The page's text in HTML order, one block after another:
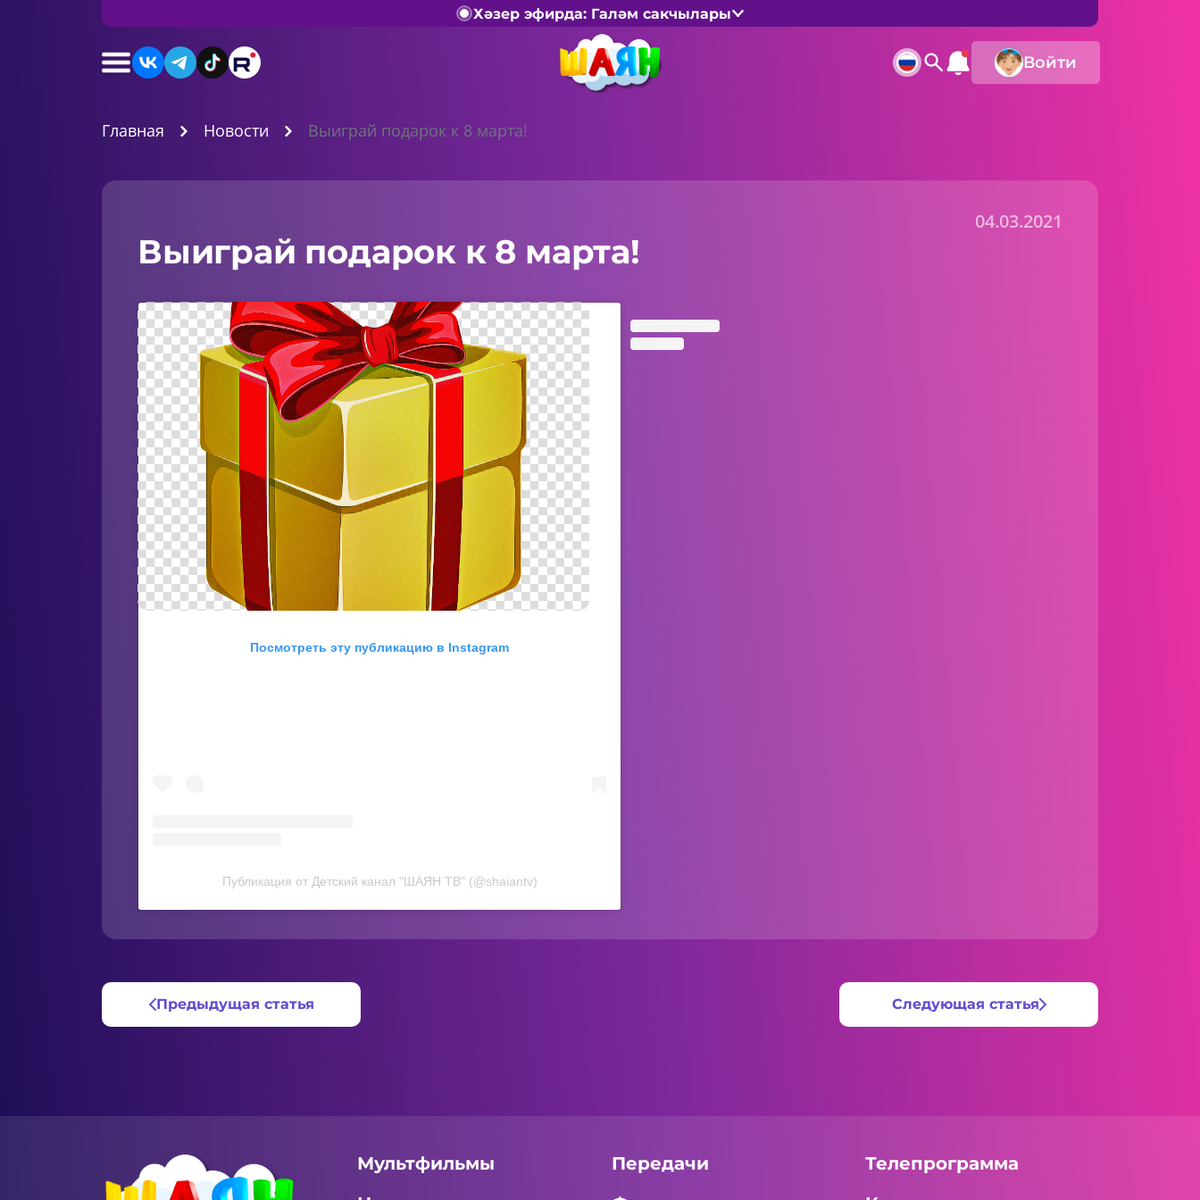
Хәзер эфирда: Галәм сакчылары
Войти
Главная Новости Выиграй подарок к 8 марта!
04.03.2021
Выиграй подарок к 8 марта!
Посмотреть эту публикацию в Instagram
Публикация от Детский канал "ШАЯН ТВ" (@shaiantv)
Предыдущая статья Следующая статья
Мультфильмы Передачи
Телепрограмма